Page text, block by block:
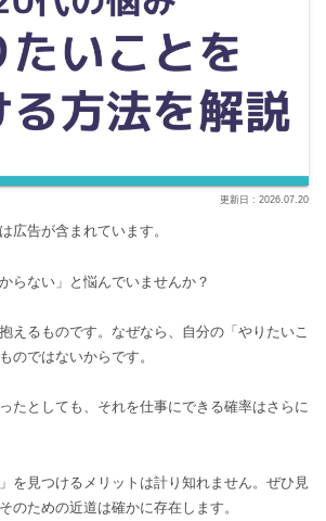
2026.07.20
広告が含まれています。
らない」と悩んでいませんか？
えるものです。なぜなら、自分の「やりたいこ
のではないからです。
たとしても、それを仕事にできる確率はさらに
を見つけるメリットは計り知れません。ぜひ見
のための近道は確かに存在します。